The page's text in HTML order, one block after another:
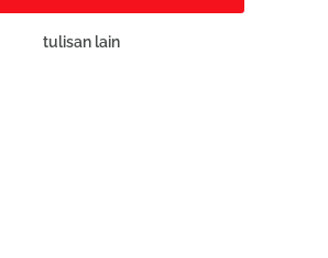
tulisan lain